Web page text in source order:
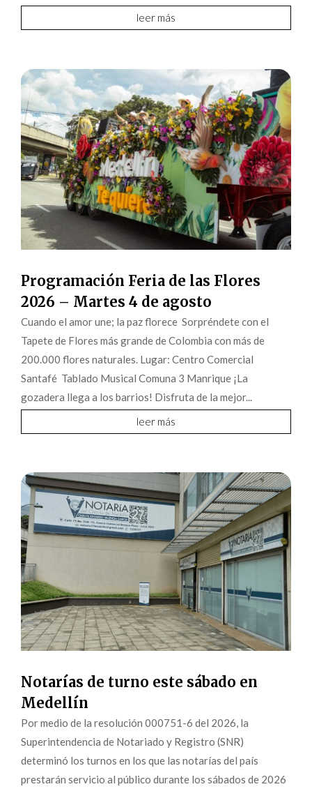
leer más
Programación Feria de las Flores
2026 – Martes 4 de agosto
Cuando el amor une; la paz florece Sorpréndete con el
Tapete de Flores más grande de Colombia con más de
200.000 flores naturales. Lugar: Centro Comercial
Santafé Tablado Musical Comuna 3 Manrique ¡La
gozadera llega a los barrios! Disfruta de la mejor...
leer más
Notarías de turno este sábado en
Medellín
Por medio de la resolución 000751-6 del 2026, la
Superintendencia de Notariado y Registro (SNR)
determinó los turnos en los que las notarías del país
prestarán servicio al público durante los sábados de 2026